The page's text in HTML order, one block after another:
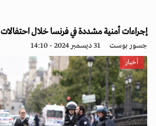
إجراءات أمنية مشددة في فرنسا خلال
جسور بوست 31 ديسمبر 2024 - 14:10
أخبار